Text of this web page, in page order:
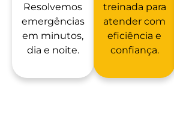
Resolvemos
emergências
em minutos,
dia e noite.
treinada para
atender com
eficiência e
confiança.